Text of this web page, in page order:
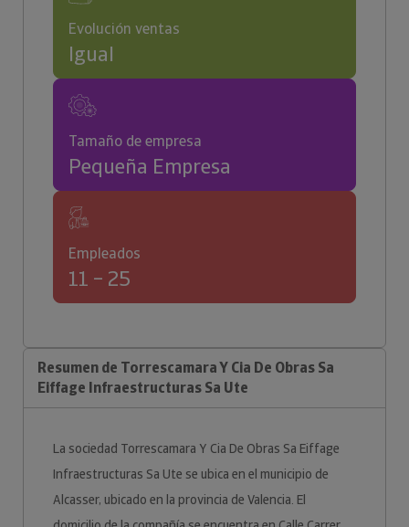
Evolución ventas
Igual
Tamaño de empresa
Pequeña Empresa
Empleados
11 – 25
Resumen de Torrescamara Y Cia De Obras Sa
Eiffage Infraestructuras Sa Ute
La sociedad Torrescamara Y Cia De Obras Sa Eiffage
Infraestructuras Sa Ute se ubica en el municipio de
Alcasser, ubicado en la provincia de Valencia. El